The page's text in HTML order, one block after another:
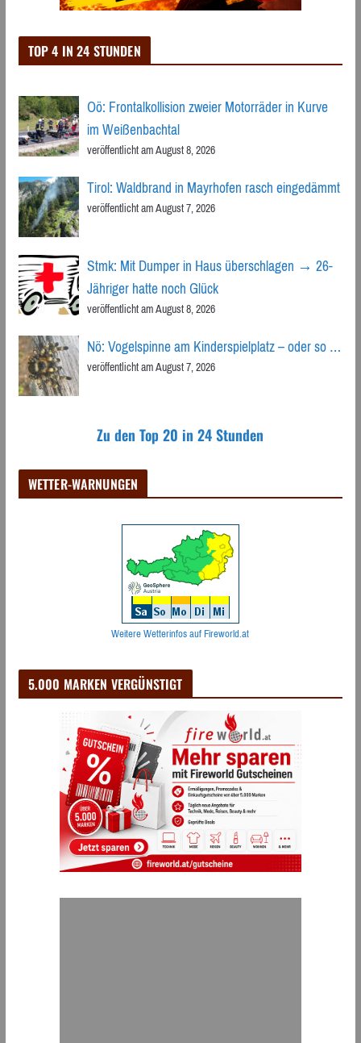
TOP 4 IN 24 STUNDEN
Oö: Frontalkollision zweier Motorräder in Kurve
im Weißenbachtal
veröffentlicht am August 8, 2026
Tirol: Waldbrand in Mayrhofen rasch eingedämmt
veröffentlicht am August 7, 2026
Stmk: Mit Dumper in Haus überschlagen → 26-
Jähriger hatte noch Glück
veröffentlicht am August 8, 2026
Nö: Vogelspinne am Kinderspielplatz – oder so …
veröffentlicht am August 7, 2026
Zu den Top 20 in 24 Stunden
WETTER-WARNUNGEN
Weitere Wetterinfos auf Fireworld.at
5.000 MARKEN VERGÜNSTIGT